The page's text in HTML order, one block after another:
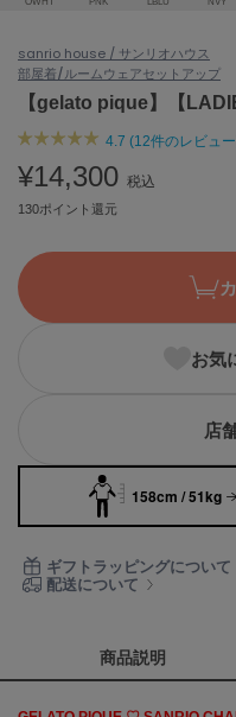
(124)
アンヌーク
ASICS
Ballelite
BANDOLIER
バンドリヤー
Calvin Klein
CELFORD
セロン
OWHT PNK LBLU NVY
sanrio house / サンリオハウス
部屋着/ルームウェアセットアップ
【gelato pique】【
4.7 (12件のレビュ
¥14,300 税込
130ポイント還元
お気
店
158cm / 51kg
ギフトラッピングについて
配送について
商品説明